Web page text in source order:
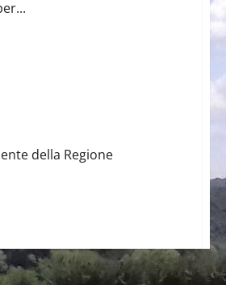
della Regione